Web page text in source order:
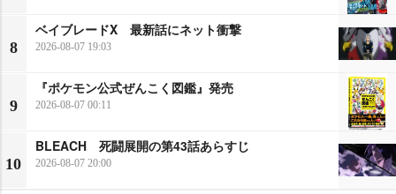
8
ベイブレードX 最新話にネット衝撃
2026-08-07 19:03
9
『ポケモン公式ぜんこく図鑑』発売
2026-08-07 00:11
10
BLEACH 死闘展開の第43話あらすじ
2026-08-07 20:00